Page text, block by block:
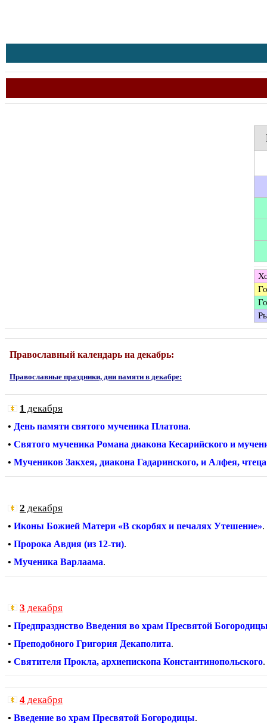
Православный календарь на декабрь:
Православные праздники, дни памяти в декабре:
1 декабря
• День памяти святого мученика Платона.
• Святого мученика Романа диакона Кесарийского и
• Мучеников Закхея, диакона Гадаринского, и Алфея,
2 декабря
• Иконы Божией Матери «В скорбях и печалях Утешение».
• Пророка Авдия (из 12-ти).
• Мученика Варлаама.
3 декабря
• Предпразднство Введения во храм Пресвятой Богородицы
• Преподобного Григория Декаполита.
• Святителя Прокла, архиепископа Константинопольского.
4 декабря
• Введение во храм Пресвятой Богородицы.